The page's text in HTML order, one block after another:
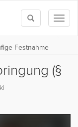
Toggle
search
Festnahme
(§